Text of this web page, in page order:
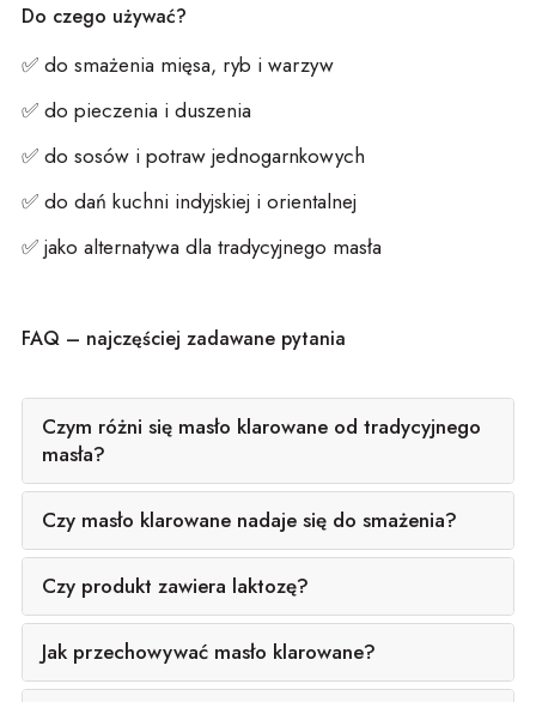
Do czego używać?
✅ do smażenia mięsa, ryb i warzyw
✅ do pieczenia i duszenia
✅ do sosów i potraw jednogarnkowych
✅ do dań kuchni indyjskiej i orientalnej
✅ jako alternatywa dla tradycyjnego masła
FAQ – najczęściej zadawane pytania
Czym różni się masło klarowane od tradycyjnego
masła?
Czy masło klarowane nadaje się do smażenia?
Czy produkt zawiera laktozę?
Jak przechowywać masło klarowane?